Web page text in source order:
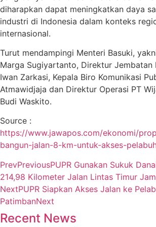
diharapkan dapat meningkatkan daya
industri di Indonesia dalam konteks
internasional.
Turut mendampingi Menteri Basuki,
Marga Sugiyartanto, Direktur Jembatan
Iwan Zarkasi, Kepala Biro Komunikasi
Atmawidjaja dan Direktur Operasi PT
Budi Waskito.
Source :
https://www.jawapos.com/ekonomi/
bangun-jalan-8-km-untuk-akses-
PrevPreviousPUPR Gunakan Sukuk
214,98 Kilometer Jalan Lintas Timur
NextPUPR Siapkan Akses Jalan ke
PatimbanNext
Recent News